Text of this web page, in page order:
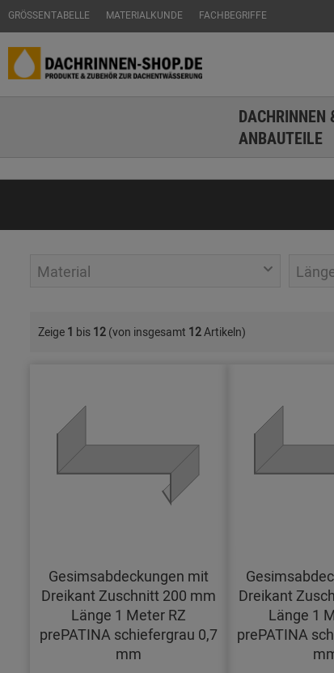
GRÖSSENTABELLE MATERIALKUNDE FACHBEGRIFFE
DACHRINNEN
ANBAUTEILE
Material
Zeige 1 bis 12 (von insgesamt 12Artikeln)
Gesimsabdeckungen mit
Dreikant Zuschnitt 200 mm
Länge 1 Meter RZ
prePATINA schiefergrau 0,7
mm
Dreikant
Länge 1
prePATINA